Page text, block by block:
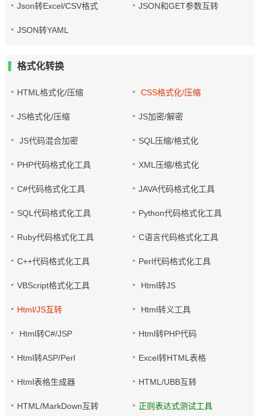
Json转Excel/CSV格式 JSON和GET参数互转
JSON转YAML
格式化转换
HTML格式化/压缩 CSS格式化/压缩
JS格式化/压缩 JS加密/解密
JS代码混合加密 SQL压缩/格式化
PHP代码格式化工具 XML压缩/格式化
C#代码格式化工具 JAVA代码格式化工具
SQL代码格式化工具 Python代码格式化工具
Ruby代码格式化工具 C语言代码格式化工具
C++代码格式化工具 Perl代码格式化工具
VBScript格式化工具 Html转JS
Html/JS互转 Html转义工具
Html转C#/JSP Html转PHP代码
Html转ASP/Perl Excel转HTML表格
Html表格生成器 HTML/UBB互转
HTML/MarkDown互转 正则表达式测试工具